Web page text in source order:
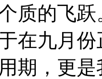
质的飞
在九月
期，更